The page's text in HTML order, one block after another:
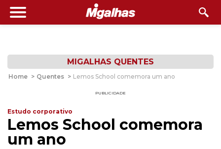
MIGALHAS QUENTES
Home > Quentes > Lemos School comemora um ano
PUBLICIDADE
Estudo corporativo
Lemos School comemora
um ano